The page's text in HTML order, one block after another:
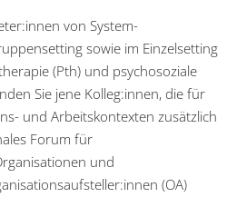
von System-
sowie im Einzelsetting
(Pth) und psychosoziale
Sie jene Kolleg:innen, die für
und Arbeitskontexten zusätzlich
Forum für
und
(OA)